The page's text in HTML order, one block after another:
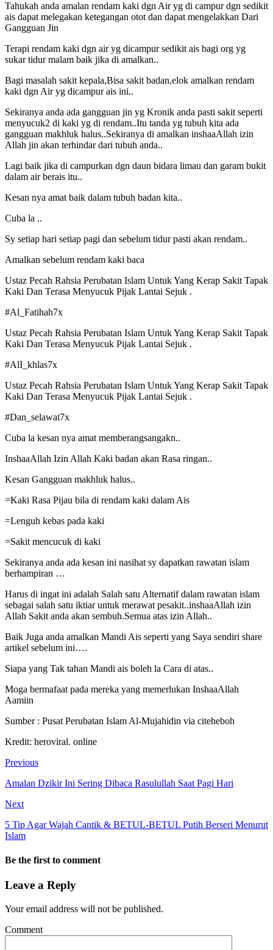
Tahukah anda amalan rendam kaki dgn Air yg di campur dgn sedikit
ais dapat melegakan ketegangan otot dan dapat mengelakkan Dari
Gangguan Jin
Terapi rendam kaki dgn air yg dicampur sedikit ais bagi org yg
sukar tidur malam baik jika di amalkan..
Bagi masalah sakit kepala,Bisa sakit badan,elok amalkan rendam
kaki dgn Air yg dicampur ais ini..
Sekiranya anda ada gangguan jin yg Kronik anda pasti sakit seperti
menyucuk2 di kaki yg di rendam..Itu tanda yg tubuh kita ada
gangguan makhluk halus..Sekiranya di amalkan inshaaAllah izin
Allah jin akan terhindar dari tubuh anda..
Lagi baik jika di campurkan dgn daun bidara limau dan garam bukit
dalam air berais itu..
Kesan nya amat baik dalam tubuh badan kita..
Cuba la ..
Sy setiap hari setiap pagi dan sebelum tidur pasti akan rendam..
Amalkan sebelum rendam kaki baca
Ustaz Pecah Rahsia Perubatan Islam Untuk Yang Kerap Sakit Tapak
Kaki Dan Terasa Menyucuk Pijak Lantai Sejuk .
#Al_Fatihah7x
Ustaz Pecah Rahsia Perubatan Islam Untuk Yang Kerap Sakit Tapak
Kaki Dan Terasa Menyucuk Pijak Lantai Sejuk .
#AlI_khlas7x
Ustaz Pecah Rahsia Perubatan Islam Untuk Yang Kerap Sakit Tapak
Kaki Dan Terasa Menyucuk Pijak Lantai Sejuk .
#Dan_selawat7x
Cuba la kesan nya amat memberangsangakn..
InshaaAllah Izin Allah Kaki badan akan Rasa ringan..
Kesan Gangguan makhluk halus..
=Kaki Rasa Pijau bila di rendam kaki dalam Ais
=Lenguh kebas pada kaki
=Sakit mencucuk di kaki
Sekiranya anda ada kesan ini nasihat sy dapatkan rawatan islam
berhampiran …
Harus di ingat ini adalah Salah satu Alternatif dalam rawatan islam
sebagai salah satu iktiar untuk merawat pesakit..inshaaAllah izin
Allah Sakit anda akan sembuh.Semua atas izin Allah..
Baik Juga anda amalkan Mandi Ais seperti yang Saya sendiri share
artikel sebelum ini….
Siapa yang Tak tahan Mandi ais boleh la Cara di atas..
Moga bermafaat pada mereka yang memerlukan InshaaAllah
Aamiin
Sumber : Pusat Perubatan Islam Al-Mujahidin via citeheboh
Kredit: heroviral. online
Previous
Amalan Dzikir Ini Sering Dibaca Rasulullah Saat Pagi Hari
Next
5 Tip Agar Wajah Cantik & BETUL-BETUL Putih Berseri Menurut
Islam
Be the first to comment
Leave a Reply
Your email address will not be published.
Comment